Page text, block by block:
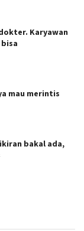
Karyawan
mau merintis
bakal ada,